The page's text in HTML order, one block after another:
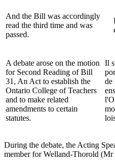
And the Bill was accordingly
read the third time and was
passed.
A debate arose on the motion
for Second Reading of Bill
31, An Act to establish the
Ontario College of Teachers
and to make related
amendments to certain
statutes.
Il
de
During the debate, the Acting
member for Welland-Thorold (Mr